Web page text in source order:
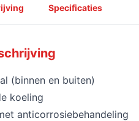
Specificaties
(binnen en buiten)
koeling
anticorrosiebehandeling